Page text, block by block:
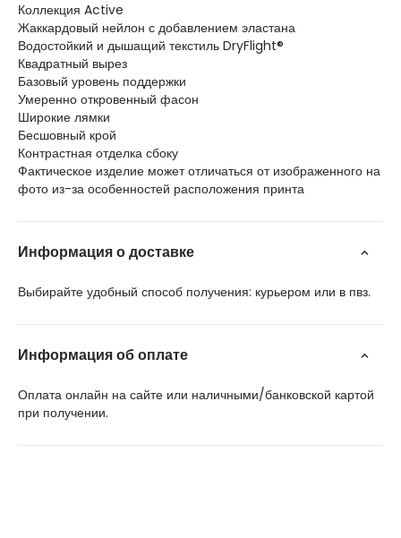
Коллекция Active
Жаккардовый нейлон с добавлением эластана
Водостойкий и дышащий текстиль DryFlight®
Квадратный вырез
Базовый уровень поддержки
Умеренно откровенный фасон
Широкие лямки
Бесшовный крой
Контрастная отделка сбоку
Фактическое изделие может отличаться от изображенного на
фото из-за особенностей расположения принта
Информация о доставке
Выбирайте удобный способ получения: курьером или в пвз.
Информация об оплате
Оплата онлайн на сайте или наличными/банковской картой
при получении.